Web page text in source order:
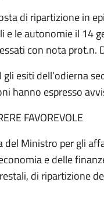
di ripartizione in
e le autonomie il 14
con nota prot.n.
gli esiti dell’odierna
hanno espresso
FAVOREVOLE
del Ministro per gli
e delle
di ripartizione